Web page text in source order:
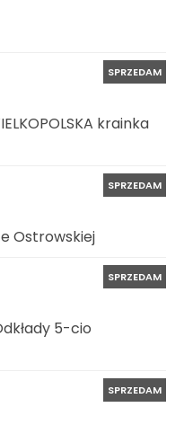
SPRZEDAM
krainka
SPRZEDAM
Ostrowskiej
SPRZEDAM
5-cio
SPRZEDAM